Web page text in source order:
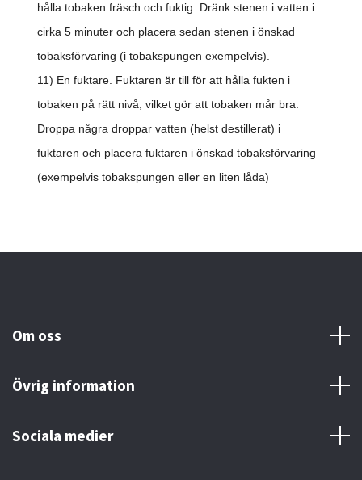
hålla tobaken fräsch och fuktig. Dränk stenen i vatten i
cirka 5 minuter och placera sedan stenen i önskad
tobaksförvaring (i tobakspungen exempelvis).
11) En fuktare. Fuktaren är till för att hålla fukten i
tobaken på rätt nivå, vilket gör att tobaken mår bra.
Droppa några droppar vatten (helst destillerat) i
fuktaren och placera fuktaren i önskad tobaksförvaring
(exempelvis tobakspungen eller en liten låda)
Om oss
Övrig information
Sociala medier